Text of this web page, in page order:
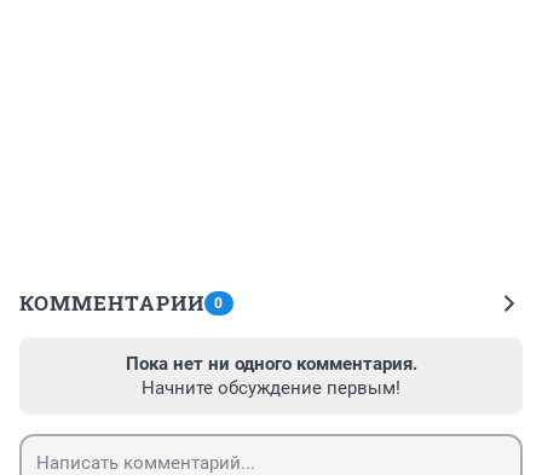
КОММЕНТАРИИ 0
Пока нет ни одного комментария.
Начните обсуждение первым!